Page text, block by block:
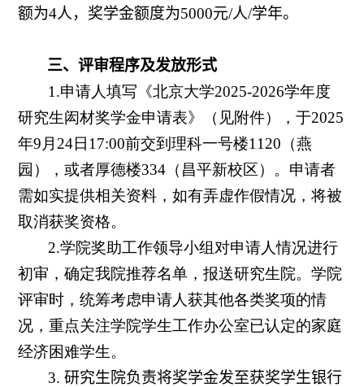
额为4人，奖学金额度为5000元/人/学年。
三、评审程序及发放形式
1.申请人填写《北京大学2025-2026学年度
研究生闳材奖学金申请表》（见附件），于2025
年9 月 24日17:00前交到理科一号楼1120 （燕
园），或者厚德楼334 （昌平新校区）。申请者
需如实提供相关资料，如有弄虚作假情况，将被
取消获奖资格。
2.学院奖助工作领导小组对申请人情况进行
初审，确定我院推荐名单，报送研究生院。学院
评审时，统筹考虑申请人获其他各类奖项的情
况，重点关注学院学生工作办公室已认定的家庭
经济困难学生。
3.研究生院负责将奖学金发至获奖学生银行